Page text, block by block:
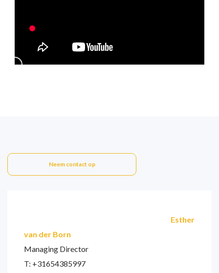
Neem contact op
Esther
van der Born
Managing Director
T: +31654385997